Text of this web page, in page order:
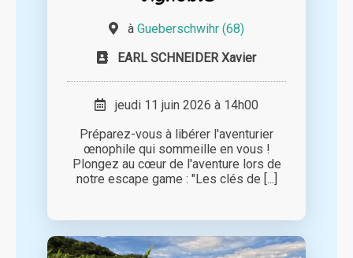
à Gueberschwihr (68)
EARL SCHNEIDER Xavier
jeudi 11 juin 2026 à 14h00
Préparez-vous à libérer l'aventurier
œnophile qui sommeille en vous !
Plongez au cœur de l'aventure lors de
notre escape game : "Les clés de [...]